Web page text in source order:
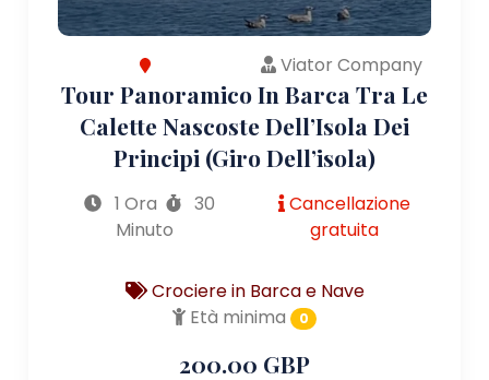
Viator Company
Tour Panoramico In Barca Tra Le
Calette Nascoste Dell’Isola Dei
Principi (giro Dell’isola)
1 Ora
30
Minuto
Cancellazione
gratuita
Crociere in Barca e Nave
Età minima
0
200.00 GBP